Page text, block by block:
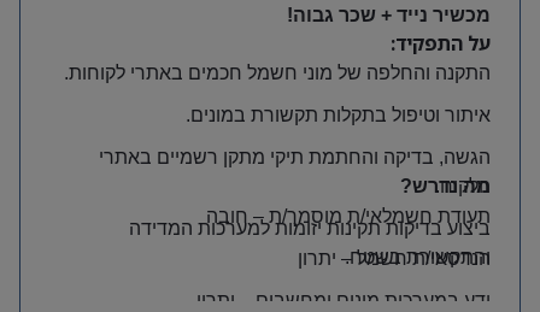
מכשיר נייד + שכר גבוה!
על התפקיד:
התקנה והחלפה של מוני חשמל חכמים באתרי לקוחות.
איתור וטיפול בתקלות תקשורת במונים.
הגשה, בדיקה והחתמת תיקי מתקן רשמיים באתרי
הלקוח.
ביצוע בדיקות תקינות יזומות למערכות המדידה
והתקשורת בשטח.
מה נדרש?
תעודת חשמלאי/ת מוסמך/ת – חובה
הנדסאי/ת חשמל– יתרון
ידע במערכות מונים ומחשבים יתרון